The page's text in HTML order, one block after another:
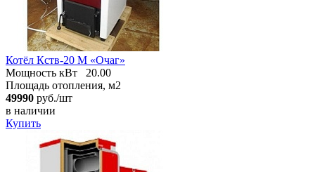
Котёл Кств-20 М «Очаг»
Мощность кВт
20.00
Площадь отопления, м2
49990 руб./шт
в наличии
Купить